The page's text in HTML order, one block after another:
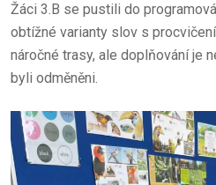
S
T
E
D
O
N
Žáci 3.B se pustili do
obtížné varianty slov s
náročné trasy, ale doplňování je
byli odměněni.